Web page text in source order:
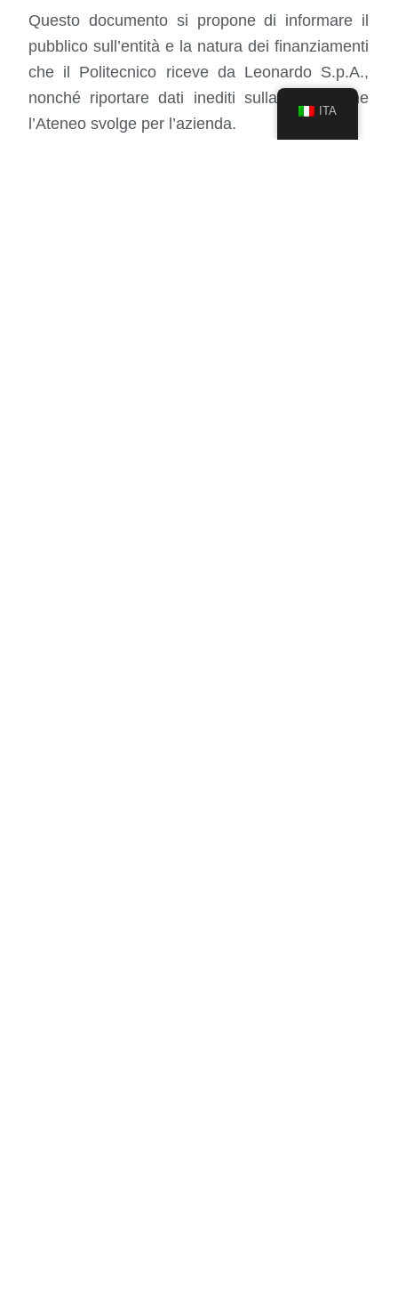
Questo documento si propone di informare il
pubblico sull’entità e la natura dei finanziamenti
che il Politecnico riceve da Leonardo S.p.A.,
nonché riportare dati inediti sulla ricerca che
l’Ateneo svolge per l’azienda.
ITA